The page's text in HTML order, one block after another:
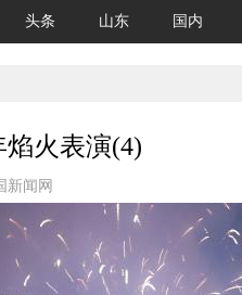
头条 山东 国内
火表演(4)
新闻网